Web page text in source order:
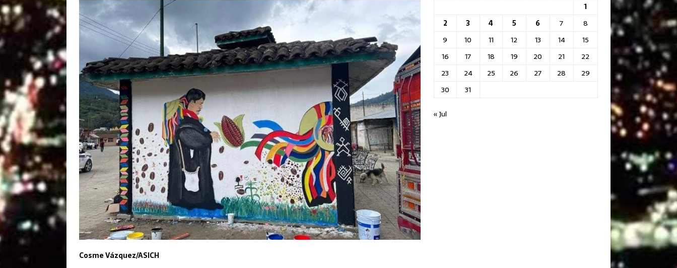
Cosme Vázquez/ASICH
1
2
3 4 5 6 7
8
9
10 11 12 13 14
15
16
17 18 19 20 21
22
23
24 25 26 27 28
29
30
31
« Jul